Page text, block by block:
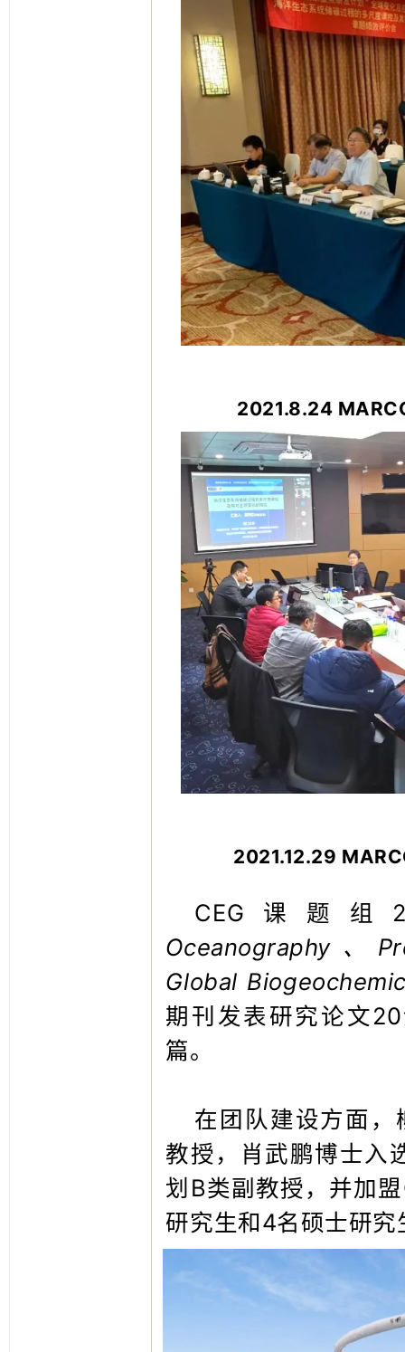
2021.8.24
2021.12.29
CEG课题组
Oceanography、
Global
期刊发表研究论文
篇。
在团队建设方面，
教授，肖武鹏博士入
划B类副教授，并加
研究生和4名硕士研